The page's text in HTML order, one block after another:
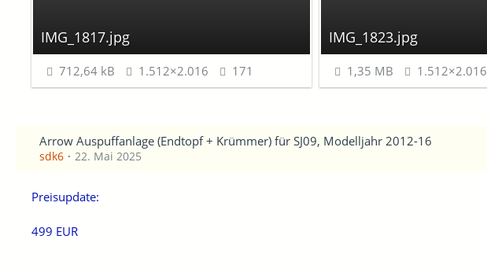
IMG_1817.jpg
712,64 kB 1.512×2.016 171
IMG_1823.jpg
1,35 MB 1.512×2.016
Arrow Auspuffanlage (Endtopf + Krümmer) für SJ09, Modelljahr 2012-16
sdk6 22. Mai 2025
Preisupdate:
499 EUR